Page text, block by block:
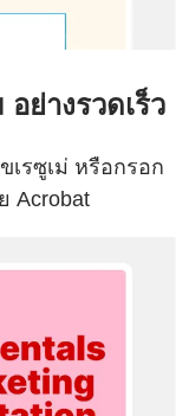
ย่างรวดเร็ว
เรซูเม่ หรือกรอก
Acrobat